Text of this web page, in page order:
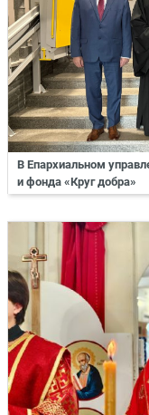
В Епархиальном
и фонда «Круг добра»